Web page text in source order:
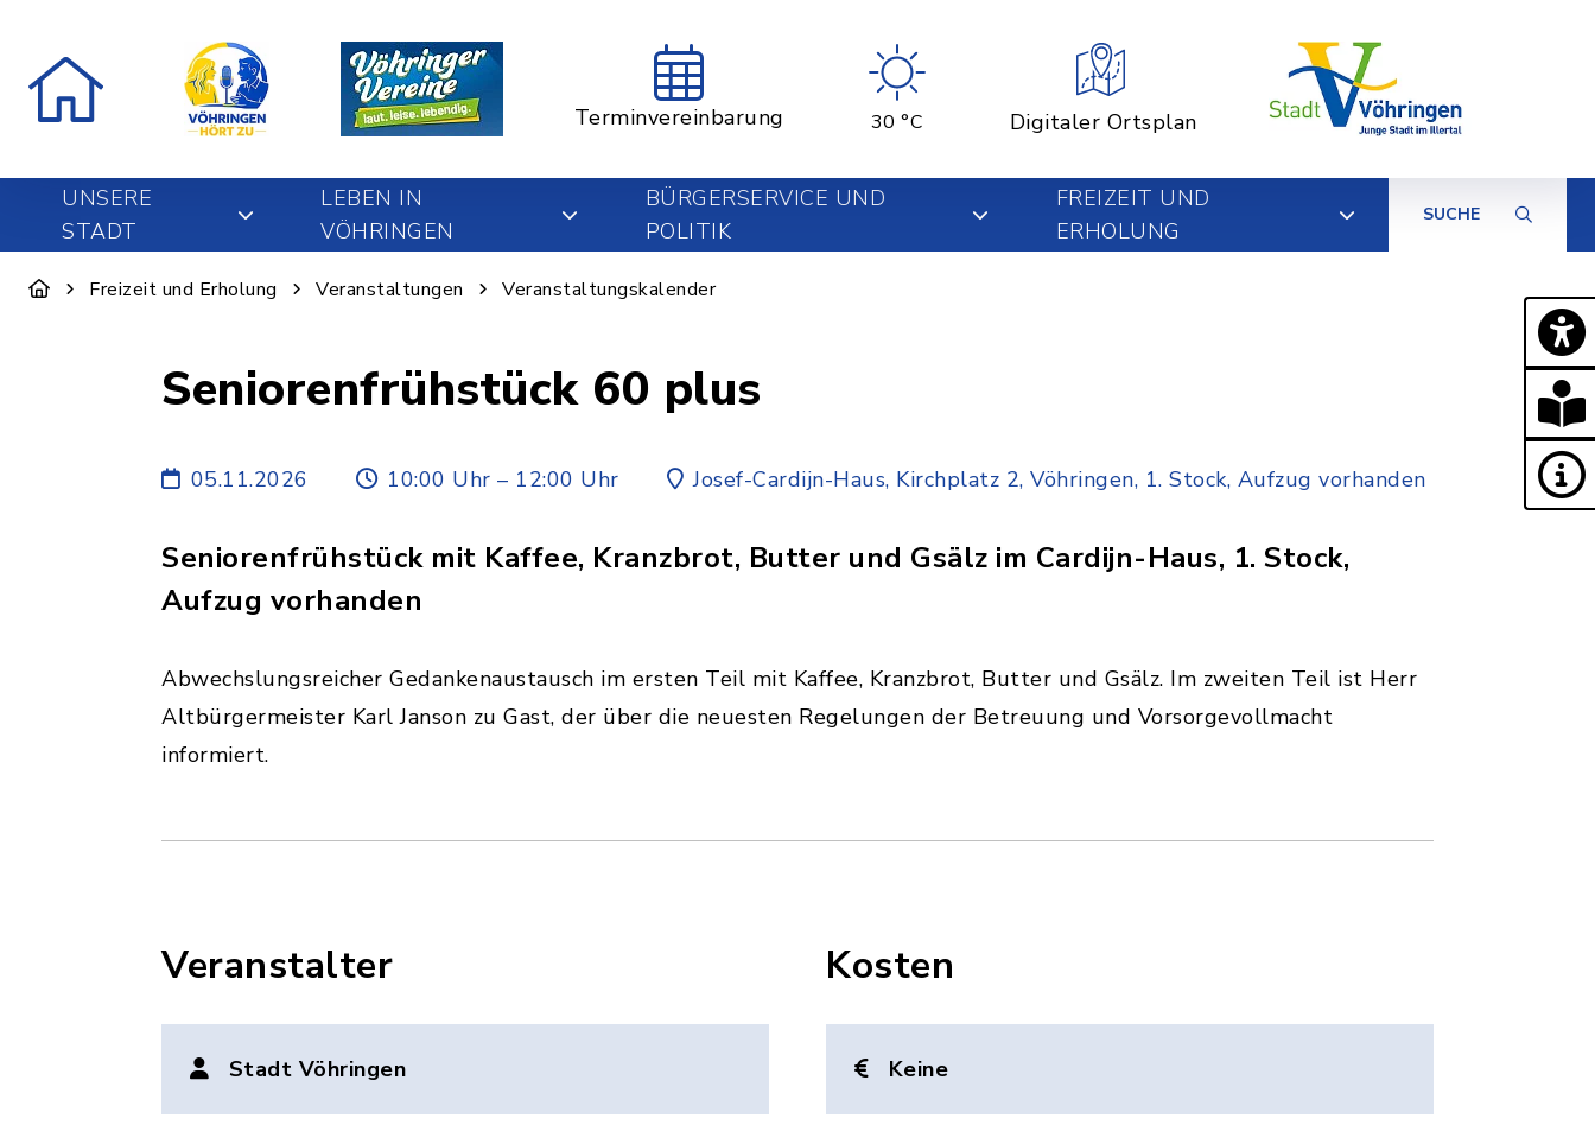
Terminvereinbarung 30 °C Digitaler Ortsplan
UNSERE
STADT
LEBEN IN
VÖHRINGEN
BÜRGERSERVICE UND
POLITIK
FREIZEIT UND
ERHOLUNG
SUCHE
Freizeit und Erholung Veranstaltungen Veranstaltungskalender
Seniorenfrühstück 60 plus
05.11.2026 10:00 Uhr – 12:00 Uhr Josef-Cardijn-Haus, Kirchplatz 2, Vöhringen, 1. Stock, Aufzug vorhanden
Seniorenfrühstück mit Kaffee, Kranzbrot, Butter und Gsälz im Cardijn-Haus, 1. Stock,
Aufzug vorhanden
Abwechslungsreicher Gedankenaustausch im ersten Teil mit Kaffee, Kranzbrot, Butter und Gsälz. Im zweiten Teil ist Herr
Altbürgermeister Karl Janson zu Gast, der über die neuesten Regelungen der Betreuung und Vorsorgevollmacht
informiert.
Veranstalter
Stadt Vöhringen
Kosten
Keine